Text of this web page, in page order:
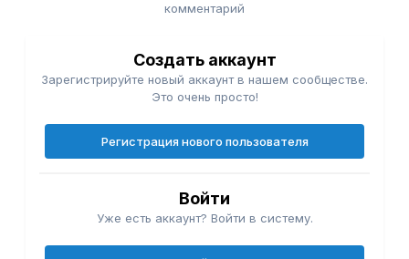
комментарий
Создать аккаунт
Зарегистрируйте новый аккаунт в нашем сообществе.
Это очень просто!
Регистрация нового пользователя
Войти
Уже есть аккаунт? Войти в систему.